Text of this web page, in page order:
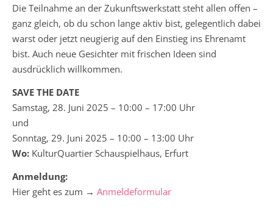
Die Teilnahme an der Zukunftswerkstatt steht allen offen –
ganz gleich, ob du schon lange aktiv bist, gelegentlich dabei
warst oder jetzt neugierig auf den Einstieg ins Ehrenamt
bist. Auch neue Gesichter mit frischen Ideen sind
ausdrücklich willkommen.
SAVE THE DATE
Samstag, 28. Juni 2025 – 10:00 – 17:00 Uhr
und
Sonntag, 29. Juni 2025 – 10:00 – 13:00 Uhr
Wo: KulturQuartier Schauspielhaus, Erfurt
Anmeldung:
Hier geht es zum → Anmeldeformular